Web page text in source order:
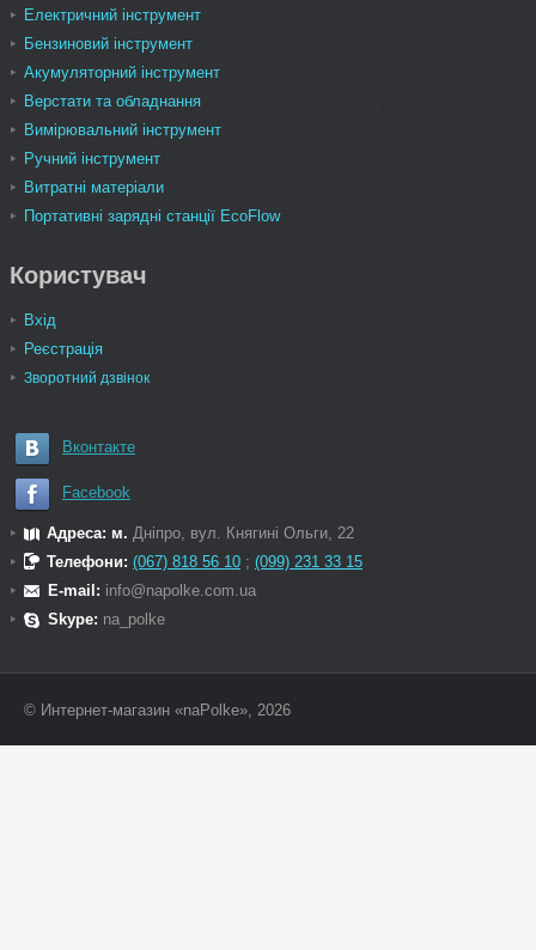
Електричний інструмент
Бензиновий інструмент
Акумуляторний інструмент
Верстати та обладнання
Вимірювальний інструмент
Ручний інструмент
Витратні матеріали
Портативні зарядні станції EcoFlow
Користувач
Вхід
Реєстрація
Зворотний дзвінок
Вконтакте
Facebook
Адреса: м. Дніпро, вул. Княгині Ольги, 22
Телефони: (067) 818 56 10 ; (099) 231 33 15
E-mail: info@napolke.com.ua
Skype: na_polke
© Интернет-магазин «naPolke», 2026